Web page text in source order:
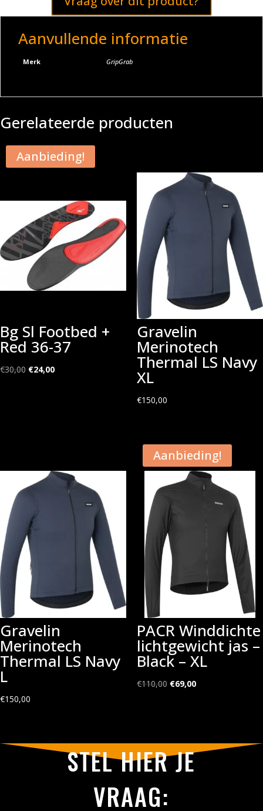
Aanvullende informatie
Merk GripGrab
Gerelateerde producten
Aanbieding!
Bg Sl Footbed +
Red 36-37
€30,00 Oorspronkelijke
€24,00Huidige
Gravelin
Merinotech
Thermal LS Navy
XL
€150,00
Gravelin
Merinotech
Thermal LS Navy
L
€150,00
Aanbieding!
PACR Winddichte
lichtgewicht jas –
Black – XL
€110,00 Oorspronkelijke
€69,00Huidige
STEL HIER JE
VRAAG: